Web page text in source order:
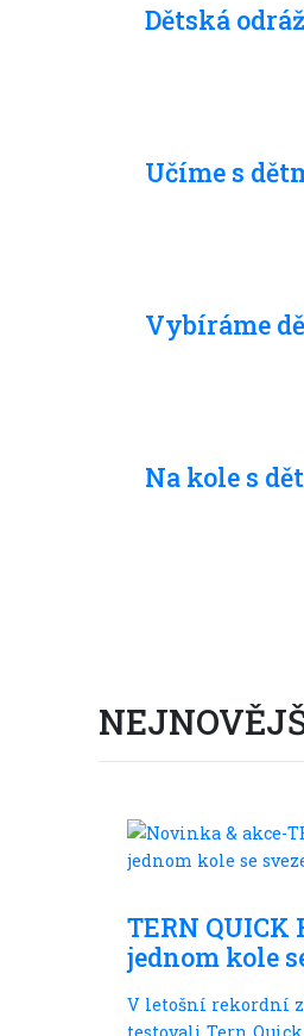
Dětská
Učíme s
Vybíráme
Na kole s
TERN QUICK
jednom kole
V letošní rekordní